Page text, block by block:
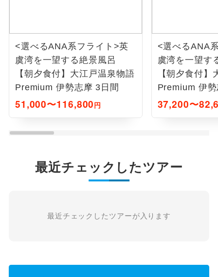
<選べるANA系フライト>英
虞湾を一望する絶景風呂
【朝夕食付】大江戸温泉物語
Premium 伊勢志摩 3日間
51,000〜116,800円
<選べるANA
虞湾を一望す
【朝夕食付】
Premium 伊
37,200〜
最近チェックしたツアー
最近チェックしたツアーが入ります